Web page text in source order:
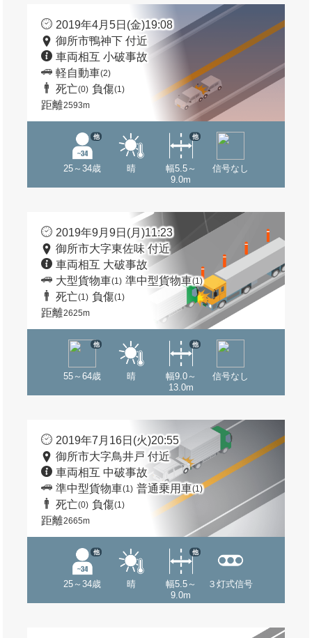
2019年4月5日(金)19:08
御所市鴨神下 付近
車両相互 小破事故
軽自動車(2)
死亡(0) 負傷(1)
距離2593m
25～34歳
他
晴
幅5.5～
9.0m
他
信号なし
2019年9月9日(月)11:23
御所市大字東佐味 付近
車両相互 大破事故
大型貨物車(1) 準中型貨物車(1)
死亡(1) 負傷(1)
距離2625m
55～64歳
他
晴
幅9.0～
13.0m
他
信号なし
2019年7月16日(火)20:55
御所市大字鳥井戸 付近
車両相互 中破事故
準中型貨物車(1) 普通乗用車(1)
死亡(0) 負傷(1)
距離2665m
25～34歳
他
晴
幅5.5～
9.0m
他
３灯式信号